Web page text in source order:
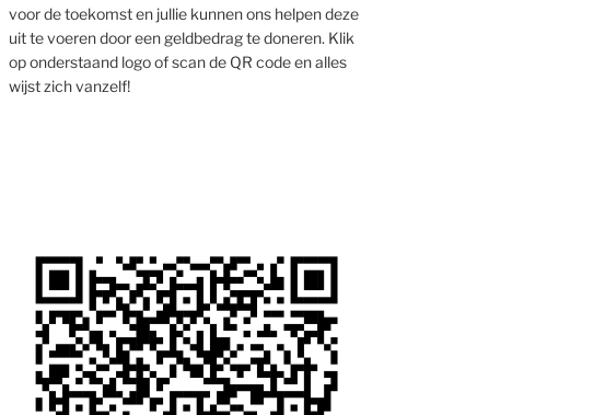
voor de toekomst en jullie kunnen ons helpen deze
uit te voeren door een geldbedrag te doneren. Klik
op onderstaand logo of scan de QR code en alles
wijst zich vanzelf!